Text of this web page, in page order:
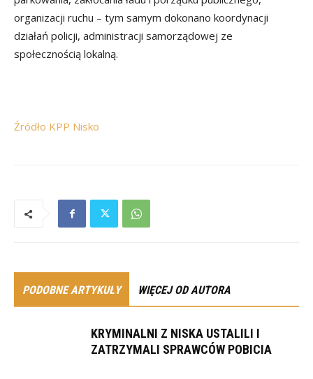
organizacji ruchu – tym samym dokonano koordynacji
działań policji, administracji samorządowej ze
społecznością lokalną.
Źródło KPP Nisko
PODOBNE ARTYKUŁY WIĘCEJ OD AUTORA
KRYMINALNI Z NISKA USTALILI I
ZATRZYMALI SPRAWCÓW POBICIA